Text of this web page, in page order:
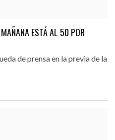
ESTÁ AL 50 POR
de prensa en la previa de la